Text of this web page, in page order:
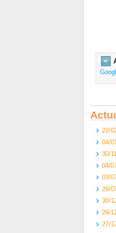
<
22/
04/
30/
04/
03/
26/
30/
29/
27/